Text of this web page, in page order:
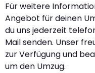
Für weitere
Angebot für deinen
du uns jederzeit
Mail senden. Unser
zur Verfügung und
um den Umzug.